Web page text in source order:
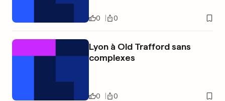
0 0
Lyon à Old Trafford sans
complexes
0 0